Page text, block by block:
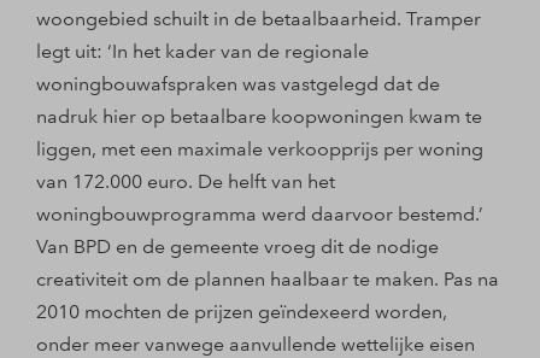
woongebied schuilt in de betaalbaarheid. Tramper
legt uit: ‘In het kader van de regionale
woningbouwafspraken was vastgelegd dat de
nadruk hier op betaalbare koopwoningen kwam te
liggen, met een maximale verkoopprijs per woning
van 172.000 euro. De helft van het
woningbouwprogramma werd daarvoor bestemd.’
Van BPD en de gemeente vroeg dit de nodige
creativiteit om de plannen haalbaar te maken. Pas na
2010 mochten de prijzen geïndexeerd worden,
onder meer vanwege aanvullende wettelijke eisen